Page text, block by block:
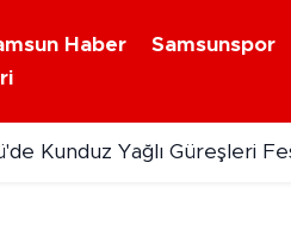
Haber Samsunspor
Kunduz Yağlı Güreşleri